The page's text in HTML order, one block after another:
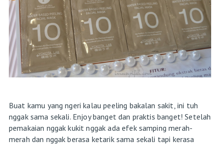
Buat kamu yang ngeri kalau peeling bakalan sakit, ini tuh
nggak sama sekali. Enjoy banget dan praktis banget! Setelah
pemakaian nggak kukit nggak ada efek samping merah-
merah dan nggak berasa ketarik sama sekali tapi kerasa